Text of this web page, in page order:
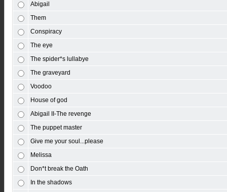
Abigail
Them
Conspiracy
The eye
The spider*s lullabye
The graveyard
Voodoo
House of god
Abigail II-The revenge
The puppet master
Give me your soul...please
Melissa
Don*t break the Oath
In the shadows